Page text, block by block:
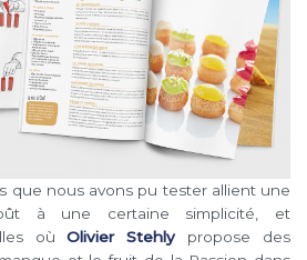
que nous avons pu tester allient une
à une certaine simplicité, et
oùOlivier Stehlypropose des